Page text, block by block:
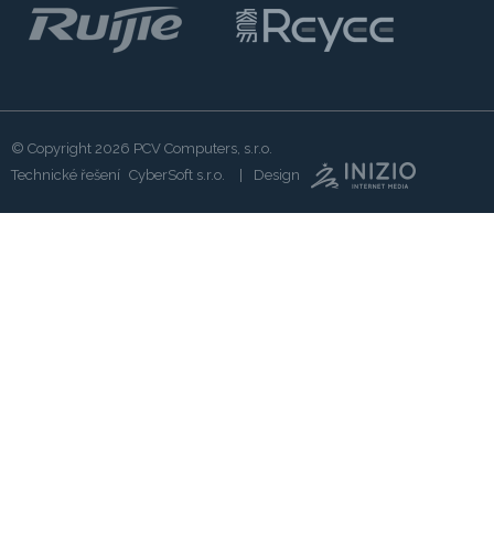
© Copyright 2026 PCV Computers, s.r.o.
Technické řešení CyberSoft s.r.o. Design